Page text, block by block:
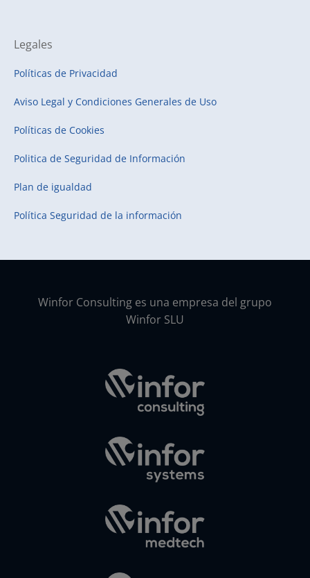
Legales
Políticas de Privacidad
Aviso Legal y Condiciones Generales de Uso
Políticas de Cookies
Politica de Seguridad de Información
Plan de igualdad
Política Seguridad de la información
Winfor Consulting es una empresa del grupo
Winfor SLU